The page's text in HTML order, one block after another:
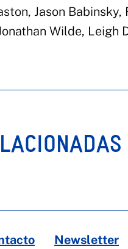
Jason
Wilde, Leigh
Newsletter